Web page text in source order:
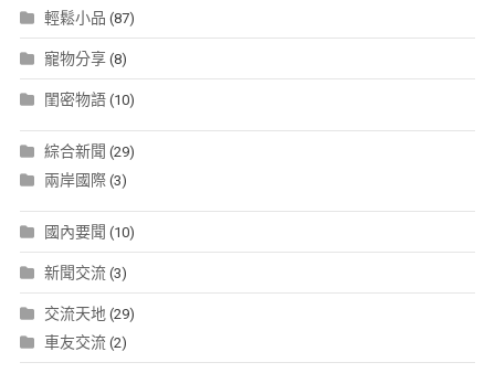
輕鬆小品 (87)
寵物分享(8)
閨密物語(10)
綜合新聞 (29)
兩岸國際(3)
國內要聞 (10)
新聞交流(3)
交流天地(29)
車友交流(2)